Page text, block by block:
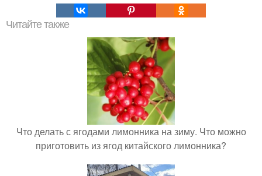
Читайте также
Что делать с ягодами лимонника на зиму. Что можно
приготовить из ягод китайского лимонника?